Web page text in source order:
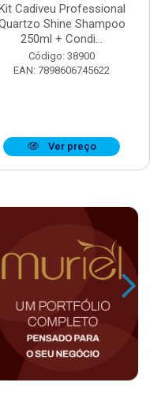
Cadiveu Professional
Shine Shampoo
250ml + Condi...
Código: 38900
EAN: 7898606745622
Ver preço